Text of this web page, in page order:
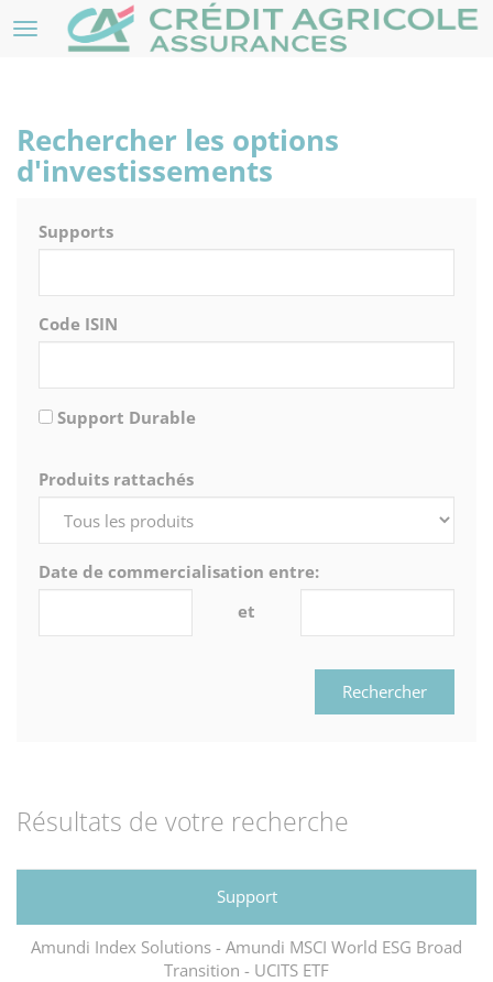
Rechercher les options
d'investissements
Supports
Code ISIN
Support Durable
Produits rattachés
Date de commercialisation entre:
et
Rechercher
Résultats de votre recherche
Amundi Index Solutions - Amundi MSCI World ESG Broad
Transition - UCITS ETF